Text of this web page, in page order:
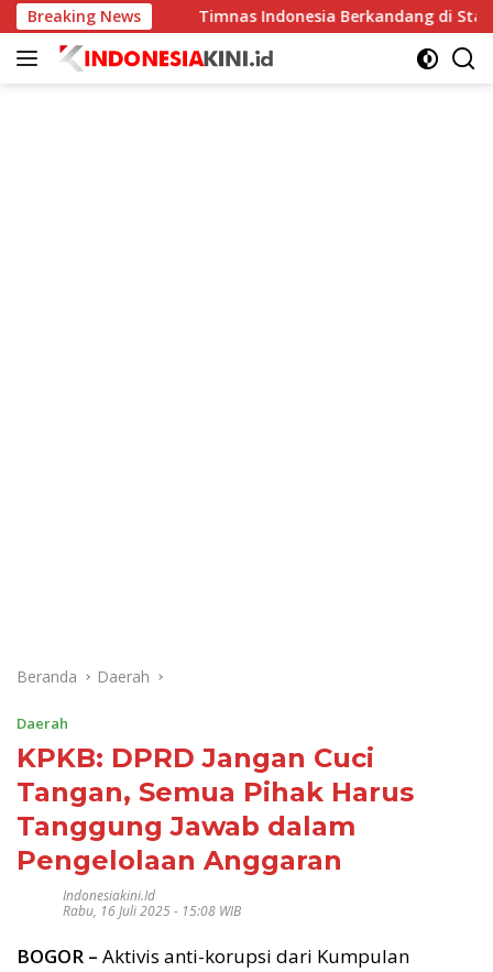
Langsung
ke
konten
Breaking News Timnas Indonesia Berkandang di Stadion
Beranda Daerah
Daerah
KPKB: DPRD Jangan Cuci
Tangan, Semua Pihak Harus
Tanggung Jawab dalam
Pengelolaan Anggaran
Indonesiakini.id
Rabu, 16 Juli 2025 - 15:08 WIB
BOGOR – Aktivis anti-korupsi dari Kumpulan